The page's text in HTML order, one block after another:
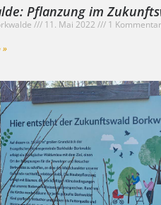
Pflanzung im
11. Mai 2022
1 Kommentar
»